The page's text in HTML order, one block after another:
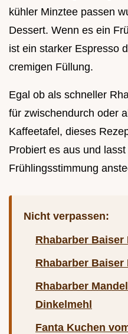
kühler Minztee passen
Dessert. Wenn es ein
ist ein starker Espresso
cremigen Füllung.
Egal ob als schneller
für zwischendurch oder
Kaffeetafel, dieses
Probiert es aus und
Frühlingsstimmung
Nicht verpassen:
Rhabarber
Rhabarber
Rhabarber
Dinkelmehl
Fanta Kuchen